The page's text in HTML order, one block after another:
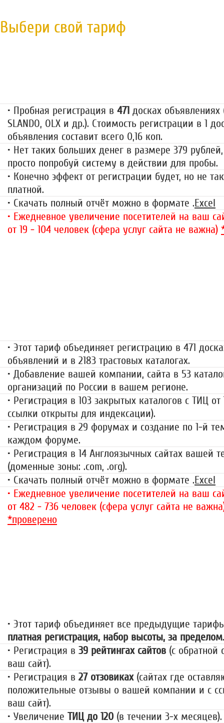
Выбери свой тариф
• Пробная регистрация в 471 досках объявлениях
SLANDO, OLX и др.). Стоимость регистрации в 1
объявления составит всего 0,16 коп.
• Нет таких больших денег в размере 379
просто попробуй систему в действии для пробы.
• Конечно эффект от регистрации будет, но не
платной.
• Скачать полный отчёт можно в формате .Excel
• Ежедневное увеличение посетителей на ваш
от 19 - 104 человек (сфера услуг сайта не важна)
• Этот тариф объединяет регистрацию в 471
объявлений и в 2183 трастовых каталогах.
• Добавление вашей компании, сайта в 53
организаций по России в вашем регионе.
• Регистрация в 103 закрытых каталогов с ТИЦ от
ссылки открыты для индексации).
• Регистрация в 29 форумах и создание по 1-й
каждом форуме.
• Регистрация в 14 Англоязычных сайтах вашей
(доменные зоны: .com, .org).
• Скачать полный отчёт можно в формате .Excel
• Ежедневное увеличение посетителей на ваш
от 482 - 736 человек (сфера услуг сайта не
*проверено
• Этот тариф объединяет все предыдущие
платная регистрация, набор высоты, за пределом.
• Регистрация в 39 рейтингах сайтов (с обратной
ваш сайт).
• Регистрация в 27 отзовиках(сайтах где
положительные отзывы о вашей компании и с
ваш сайт).
• Увеличение ТИЦ до 120 (в течении 3-х месяцев).